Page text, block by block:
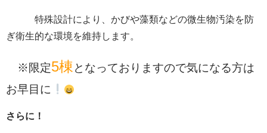
特殊設計により、かびや藻類などの微生物汚染を防
ぎ衛生的な環境を維持します。
※限定5棟 となっておりますので気になる方は
お早目に
さらに！